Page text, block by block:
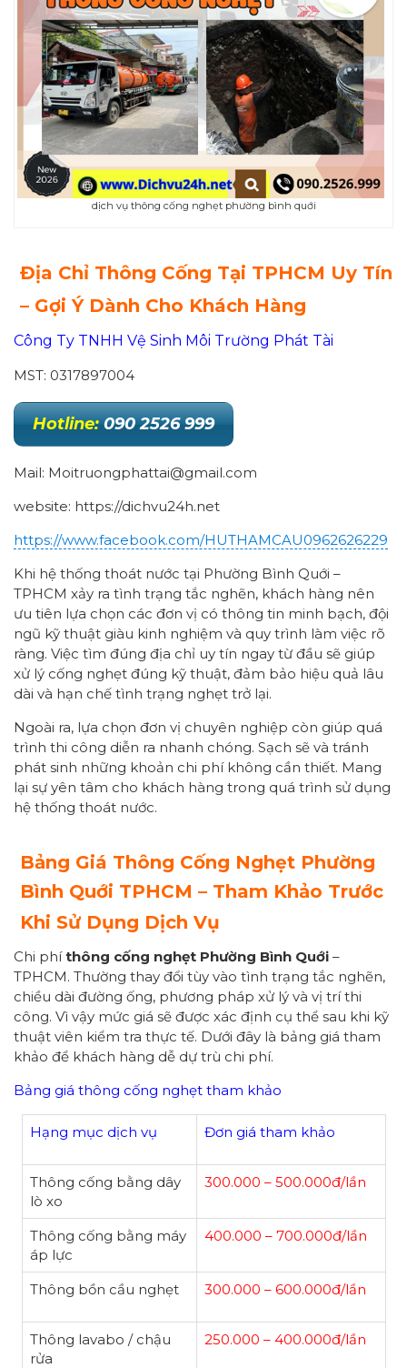
dịch vụ thông cống nghẹt phường bình quới
Địa Chỉ Thông Cống Tại TPHCM Uy Tín
– Gợi Ý Dành Cho Khách Hàng
Công Ty TNHH Vệ Sinh Môi Trường Phát Tài
MST: 0317897004
Hotline: 090 2526 999
Mail: Moitruongphattai@gmail.com
website: https://dichvu24h.net
https://www.facebook.com/HUTHAMCAU0962626229
Khi hệ thống thoát nước tại Phường Bình Quới –
TPHCM xảy ra tình trạng tắc nghẽn, khách hàng nên
ưu tiên lựa chọn các đơn vị có thông tin minh bạch, đội
ngũ kỹ thuật giàu kinh nghiệm và quy trình làm việc rõ
ràng. Việc tìm đúng địa chỉ uy tín ngay từ đầu sẽ giúp
xử lý cống nghẹt đúng kỹ thuật, đảm bảo hiệu quả lâu
dài và hạn chế tình trạng nghẹt trở lại.
Ngoài ra, lựa chọn đơn vị chuyên nghiệp còn giúp quá
trình thi công diễn ra nhanh chóng. Sạch sẽ và tránh
phát sinh những khoản chi phí không cần thiết. Mang
lại sự yên tâm cho khách hàng trong quá trình sử dụng
hệ thống thoát nước.
Bảng Giá Thông Cống Nghẹt Phường
Bình Quới TPHCM – Tham Khảo Trước
Khi Sử Dụng Dịch Vụ
Chi phíthông cống nghẹt Phường Bình Quới –
TPHCM. Thường thay đổi tùy vào tình trạng tắc nghẽn,
chiều dài đường ống, phương pháp xử lý và vị trí thi
công. Vì vậy mức giá sẽ được xác định cụ thể sau khi kỹ
thuật viên kiểm tra thực tế. Dưới đây là bảng giá tham
khảo để khách hàng dễ dự trù chi phí.
Bảng giá thông cống nghẹt tham khảo
Hạng mục dịch vụ Đơn giá tham khảo
Thông cống bằng dây
lò xo
300.000 – 500.000đ/lần
Thông cống bằng máy
áp lực
400.000 – 700.000đ/lần
Thông bồn cầu nghẹt 300.000 – 600.000đ/lần
Thông lavabo / chậu
rửa
250.000 – 400.000đ/lần